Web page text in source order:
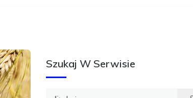
Szukaj W Serwisie
Szukaj: